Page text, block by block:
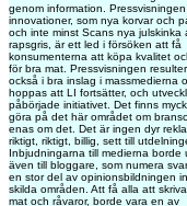
genom information.
innovationer, som nya korvar och
och inte minst Scans nya julskinka
rapsgris, är ett led i försöken att få
konsumenterna att köpa kvalitet
för bra mat. Pressvisningen
också i bra inslag i massmedierna
hoppas att LI fortsätter, och
påbörjade initiativet. Det finns
göra på det här området om
enas om det. Det är ingen dyr
riktigt, riktigt, billig, sett till
Inbjudningarna till medierna borde
även till bloggare, som numera
en stor del av opinionsbildningen
skilda områden. Att få alla att
mat och råvaror, borde vara en av